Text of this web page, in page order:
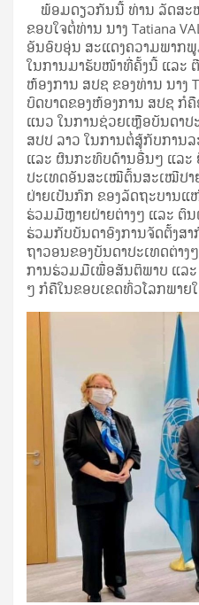
ພ້ອມດຽວກັນນີ້ ທ່ານ ລັດສະ
ຂອບໃຈຕໍ່ທ່ານ ນາງ Tatiana
ອັນອົບອຸ່ນ ສະແດງຄວາມພາກພູ
ໃນການມາຮັບໜ້າທີ່ຄັ້ງນີ້ ແລະ
ຫ້ອງການ ສປຊ ຂອງທ່ານ ນາງ
ບົດບາດຂອງຫ້ອງການ ສປຊ ກໍ
ແນວ ໃນການຊ່ວຍເຫຼືອບັນດາປ
ສປປ ລາວ ໃນການຕໍ່ສູ້ກັບການລ
ແລະ ຜົນກະທົບດ້ານອື່ນໆ ແລະ
ປະເທດອັນສະເໝີຕົ້ນສະເໝີປ
ຝ່າຍເປັນກົກ ຂອງລັດຖະບານແ
ຮ່ວມມືຫຼາຍຝ່າຍຕ່າງໆ ແລະ ຕົ
ຮ່ວມກັບບັນດາອົງການຈັດຕັ້ງສ
ຖາວອນຂອງບັນດາປະເທດຕ່າງ
ການຮ່ວມມືເພື່ອສັນຕິພາບ ແລ
ໆ ກໍຄືໃນຂອບເຂດທົ່ວໂລກພາ